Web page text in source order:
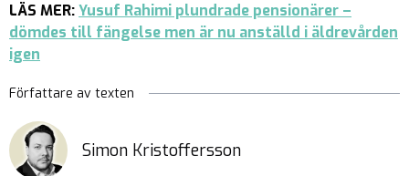
LÄS MER:Yusuf Rahimi plundrade pensionärer –
dömdes till fängelse men är nu anställd i äldrevården
igen
Författare av texten
Simon Kristoffersson